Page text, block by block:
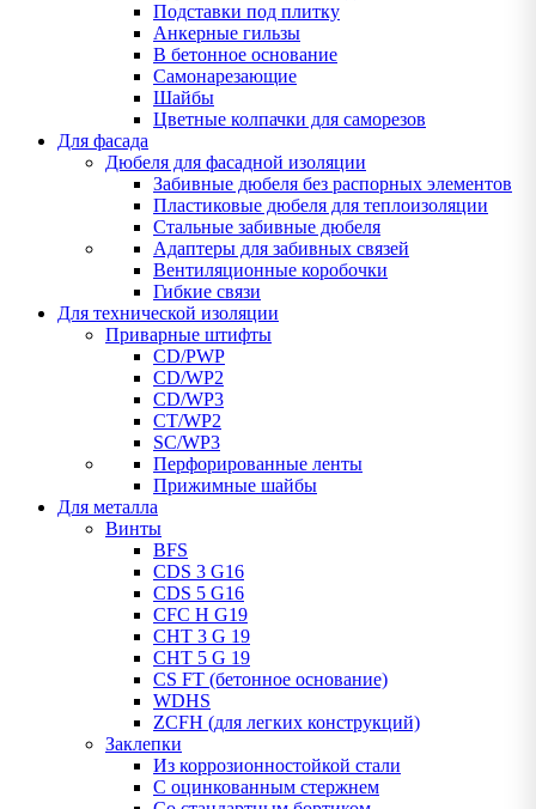
Подставки под плитку
Анкерные гильзы
В бетонное основание
Самонарезающие
Шайбы
Цветные колпачки для саморезов
Для фасада
Дюбеля для фасадной изоляции
Забивные дюбеля без распорных элементов
Пластиковые дюбеля для теплоизоляции
Стальные забивные дюбеля
Адаптеры для забивных связей
Вентиляционные коробочки
Гибкие связи
Для технической изоляции
Приварные штифты
CD/PWP
CD/WP2
CD/WP3
CT/WP2
SC/WP3
Перфорированные ленты
Прижимные шайбы
Для металла
Винты
BFS
CDS 3 G16
CDS 5 G16
CFC H G19
CHT 3 G 19
CHT 5 G 19
CS FT (бетонное основание)
WDHS
ZCFH (для легких конструкций)
Заклепки
Из коррозионностойкой стали
С оцинкованным стержнем